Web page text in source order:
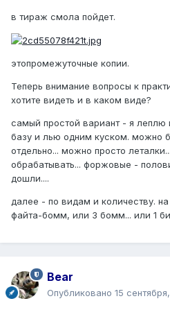
в тираж смола пойдет.
этопромежуточные копии.
Теперь внимание вопросы к
хотите видеть и в каком виде?
самый простой вариант - я леплю
базу и лью одним куском. можно
отдельно... можно просто
обрабатывать... форжовые -
дошли....
далее - по видам и количеству.
файта-бомм, или 3 бомм... или 1
Bear
Опубликовано 15